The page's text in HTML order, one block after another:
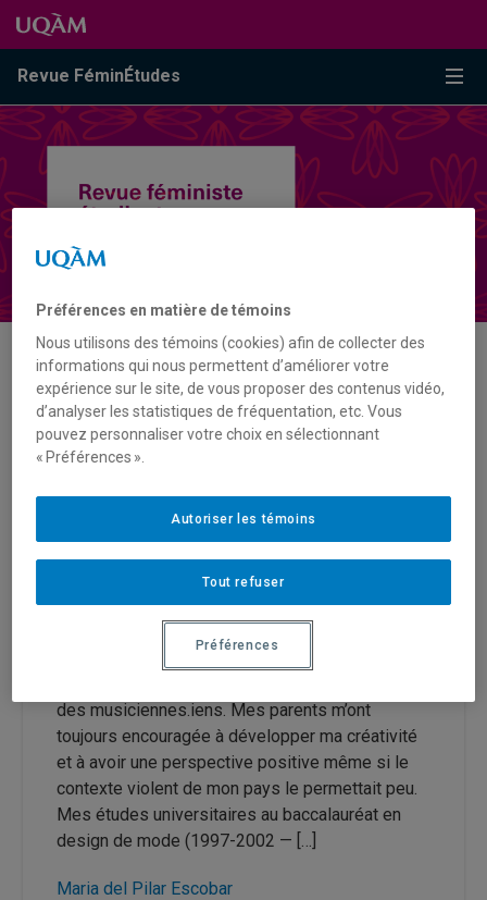
Passer au contenu
Accéder au menu principal
Accéder à la recherche
Passer au contenu
Accéder au menu principal
Revue FéminÉtudes
MOT-CLÉ
IMMIGRATION
Publié le 23 mars 2019|FéminÉtudes (Vol. 22
no. 1 - « Corps et résistances »)
des musiciennes.iens. Mes parents m’ont
toujours encouragée à développer ma créativité
et à avoir une perspective positive même si le
contexte violent de mon pays le permettait peu.
Mes études universitaires au baccalauréat en
design de mode (1997-2002 — […]
Maria del Pilar Escobar
Préférences en matière de témoins
Nous utilisons des témoins (cookies) afin de collecter des
informations qui nous permettent d’améliorer votre
expérience sur le site, de vous proposer des contenus vidéo,
d’analyser les statistiques de fréquentation, etc. Vous
pouvez personnaliser votre choix en sélectionnant
« Préférences ».
Tout refuser
Autoriser les témoins
Préférences